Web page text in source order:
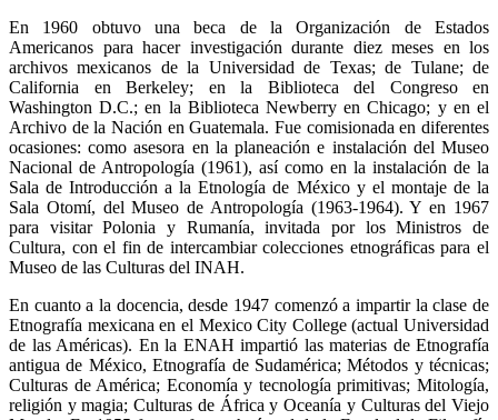
En 1960 obtuvo una beca de la Organización de Estados
Americanos para hacer investigación durante diez meses en los
archivos mexicanos de la Universidad de Texas; de Tulane; de
California en Berkeley; en la Biblioteca del Congreso en
Washington D.C.; en la Biblioteca Newberry en Chicago; y en el
Archivo de la Nación en Guatemala. Fue comisionada en diferentes
ocasiones: como asesora en la planeación e instalación del Museo
Nacional de Antropología (1961), así como en la instalación de la
Sala de Introducción a la Etnología de México y el montaje de la
Sala Otomí, del Museo de Antropología (1963-1964). Y en 1967
para visitar Polonia y Rumanía, invitada por los Ministros de
Cultura, con el fin de intercambiar colecciones etnográficas para el
Museo de las Culturas del INAH.
En cuanto a la docencia, desde 1947 comenzó a impartir la clase de
Etnografía mexicana en el Mexico City College (actual Universidad
de las Américas). En la ENAH impartió las materias de Etnografía
antigua de México, Etnografía de Sudamérica; Métodos y técnicas;
Culturas de América; Economía y tecnología primitivas; Mitología,
religión y magia; Culturas de África y Oceanía y Culturas del Viejo